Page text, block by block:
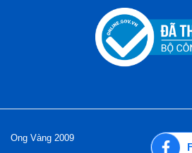
Ong Vàng 2009